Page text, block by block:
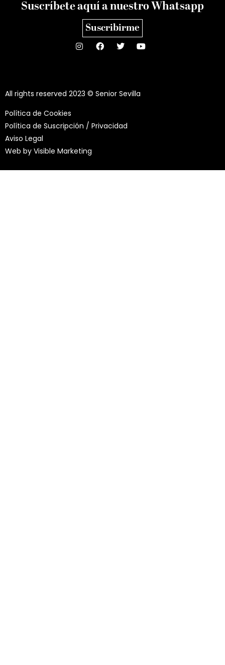
Suscríbete aquí a nuestro Whatsapp
Suscribirme
All rights reserved 2023 © Senior Sevilla
Política de Cookies
Política de Suscripción / Privacidad
Aviso Legal
Web by Visible Marketing